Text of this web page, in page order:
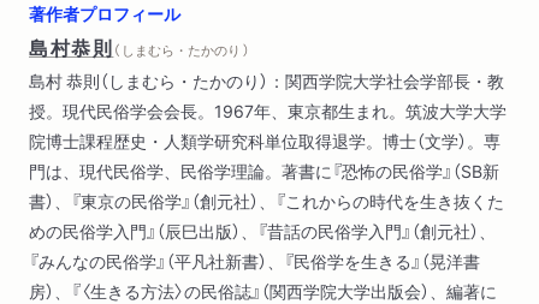
十一冊目 女の神秘と怪
十二冊目 獣の霊力、竜の祟り
十三冊目 おまじない
もう一つの「都市伝説」（ちくま文庫版書き下ろし）
デジタル化する都市伝説（同上）
著作者プロフィール
島村恭則（ しまむら・たかのり ）
島村 恭則（しまむら・たかのり）：関西学院大学社会学部長・教
授。現代民俗学会会長。1967年、東京都生まれ。筑波大学大学
院博士課程歴史・人類学研究科単位取得退学。博士（文学）。専
門は、現代民俗学、民俗学理論。著書に『恐怖の民俗学』（SB新
書）、『東京の民俗学』（創元社）、『これからの時代を生き抜くた
めの民俗学入門』（辰巳出版）、『昔話の民俗学入門』（創元社）、
『みんなの民俗学』（平凡社新書）、『民俗学を生きる』（晃洋書
房）、『〈生きる方法〉の民俗誌』（関西学院大学出版会）、編著に